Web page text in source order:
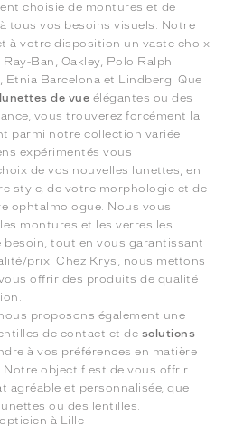
choisie de montures et de
tous vos besoins visuels. Notre
à votre disposition un vaste choix
Ban, Oakley, Polo Ralph
Etnia Barcelona et Lindberg. Que
lunettes de vue élégantes ou des
vous trouverez forcément la
parmi notre collection variée.
expérimentés vous
de vos nouvelles lunettes, en
style, de votre morphologie et de
ophtalmologue. Nous vous
montures et les verres les
besoin, tout en vous garantissant
prix. Chez Krys, nous mettons
offrir des produits de qualité
proposons également une
de contact et de solutions
à vos préférences en matière
Notre objectif est de vous offrir
agréable et personnalisée, que
ou des lentilles.
à Lille